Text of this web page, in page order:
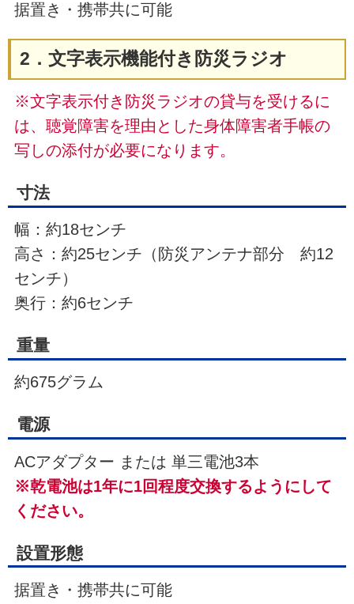
据置き・携帯共に可能
2．文字表示機能付き防災ラジオ
※文字表示付き防災ラジオの貸与を受けるに
は、聴覚障害を理由とした身体障害者手帳の
写しの添付が必要になります。
寸法
幅：約18センチ
高さ：約25センチ（防災アンテナ部分 約12
センチ）
奥行：約6センチ
重量
約675グラム
電源
ACアダプター または 単三電池3本
※乾電池は1年に1回程度交換するようにして
ください。
設置形態
据置き・携帯共に可能